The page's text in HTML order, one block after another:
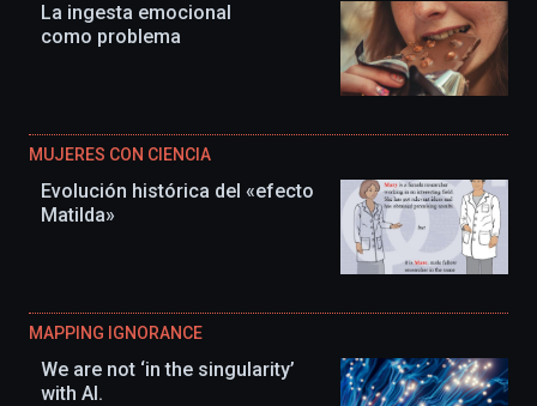
La ingesta emocional
como problema
MUJERES CON CIENCIA
Evolución histórica del «efecto
Matilda»
MAPPING IGNORANCE
We are not ‘in the singularity’
with AI.